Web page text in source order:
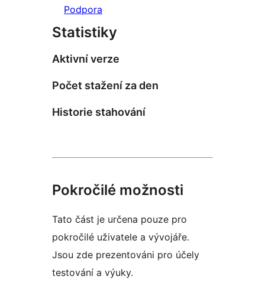
Podpora
Statistiky
Aktivní verze
Počet stažení za den
Historie stahování
Pokročilé možnosti
Tato část je určena pouze pro
pokročilé uživatele a vývojáře.
Jsou zde prezentováni pro účely
testování a výuky.